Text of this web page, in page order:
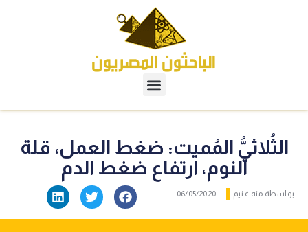
الثُلاثيُّ المُميت: ضغط العمل، قلة
النوم، ارتفاع ضغط الدم
بواسطة منه غنيم 06/05/2020